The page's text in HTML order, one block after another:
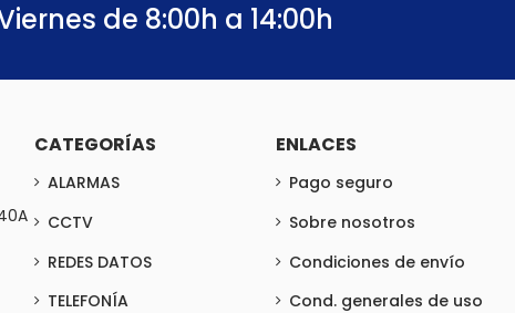
de 8:00h a 14:00h
CATEGORÍAS
ALARMAS
CCTV
REDES DATOS
TELEFONÍA
ENLACES
Pago seguro
Sobre nosotros
Condiciones de envío
Cond. generales de uso